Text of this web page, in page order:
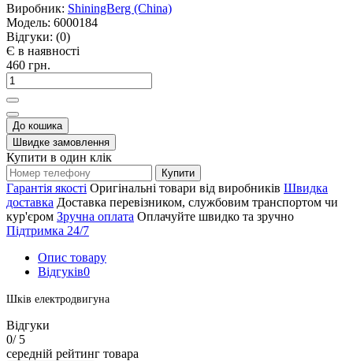
Виробник: ShiningBerg (China)
Модель: 6000184
Відгуки: (0)
Є в наявності
460 грн.
До кошика
Швидке замовлення
Купити в один клік
Купити
Гарантія якості Оригінальні товари від виробників Швидка
доставка Доставка перевізником, службовим транспортом чи
кур'єром Зручна оплата Оплачуйте швидко та зручно
Підтримка 24/7
Опис товару
Відгуків0
Шків електродвигуна
Відгуки
0/ 5
середній рейтинг товара